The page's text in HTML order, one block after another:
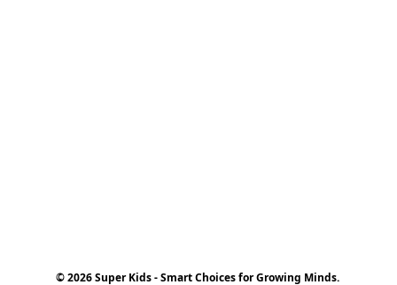
© 2026 Super Kids - Smart Choices for Growing Minds.